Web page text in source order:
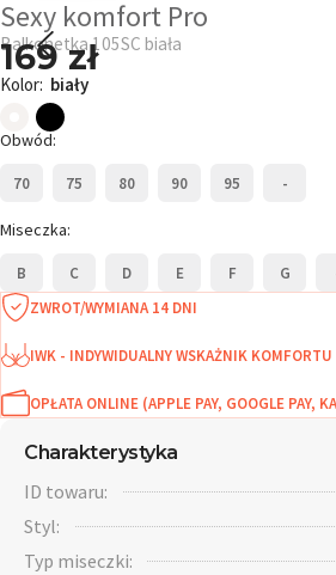
Sexy komfort Pro
Balkonetka 105SC biała
169 zł
Kolor: biały
Obwód:
70 75 80 90 95 -
Miseczka:
B C D E F G
ZWROT/WYMIANA 14 DNI
IWK - INDYWIDUALNY WSKAŻNIK KOMFORTU
OPŁATA ONLINE (APPLE PAY, GOOGLE PAY,
Charakterystyka
ID towaru:
Styl:
Typ miseczki: